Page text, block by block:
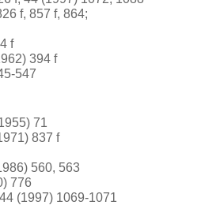
f, 857 f, 864;
f
394 f
547
71
837 f
560, 563
776
(1997) 1069-1071